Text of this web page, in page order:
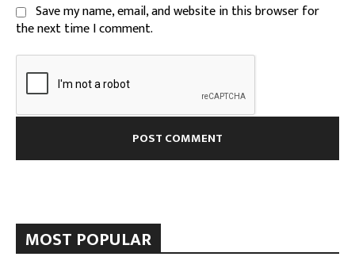
Save my name, email, and website in this browser for
the next time I comment.
MOST POPULAR